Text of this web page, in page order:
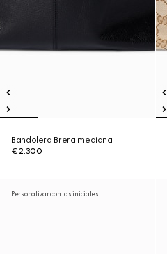
Bandolera Brera mediana
€ 2.300
Personalizar con las iniciales